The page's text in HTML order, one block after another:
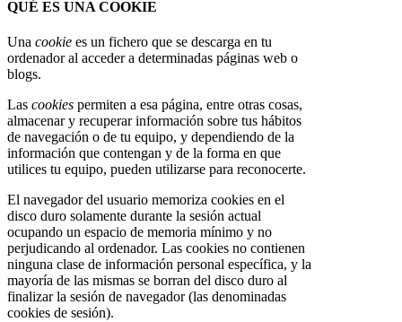
QUÉ ES UNA COOKIE
Una cookie es un fichero que se descarga en tu
ordenador al acceder a determinadas páginas web o
blogs.
Las cookies permiten a esa página, entre otras cosas,
almacenar y recuperar información sobre tus hábitos
de navegación o de tu equipo, y dependiendo de la
información que contengan y de la forma en que
utilices tu equipo, pueden utilizarse para reconocerte.
El navegador del usuario memoriza cookies en el
disco duro solamente durante la sesión actual
ocupando un espacio de memoria mínimo y no
perjudicando al ordenador. Las cookies no contienen
ninguna clase de información personal específica, y la
mayoría de las mismas se borran del disco duro al
finalizar la sesión de navegador (las denominadas
cookies de sesión).